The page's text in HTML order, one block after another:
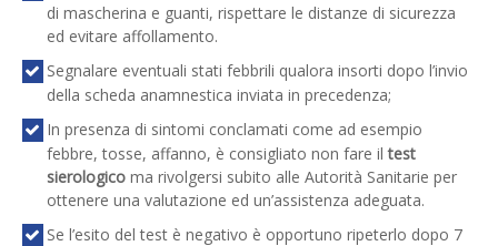
di mascherina e guanti, rispettare le distanze di sicurezza
ed evitare affollamento.
Segnalare eventuali stati febbrili qualora insorti dopo l’invio
della scheda anamnestica inviata in precedenza;
In presenza di sintomi conclamati come ad esempio
febbre, tosse, affanno, è consigliato non fare iltest
sierologicoma rivolgersi subito alle Autorità Sanitarie per
ottenere una valutazione ed un’assistenza adeguata.
Se l’esito del test è negativo è opportuno ripeterlo dopo 7